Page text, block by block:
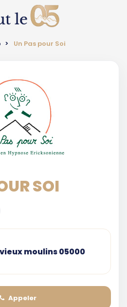
Un Pas pour Soi
SOI
vieux moulins 05000
Appeler